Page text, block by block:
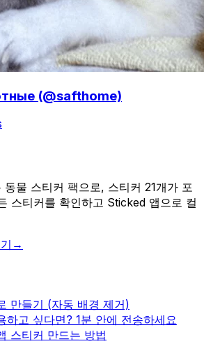
(@safthome)
동물 스티커 팩으로, 스티커 21개가 포
스티커를 확인하고 Sticked 앱으로 컬
→
만들기 (자동 배경 제거)
하고 싶다면? 1분 안에 전송하세요
스티커 만드는 방법